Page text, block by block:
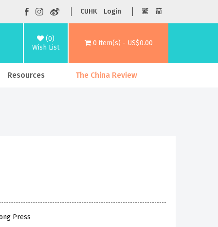
CUHK Login 繁 简
(0)
Wish List
0 item(s) - US$0.00
Resources The China Review
Press